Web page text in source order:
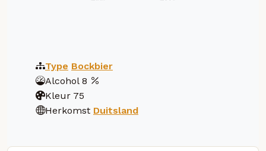
Type Bockbier
Alcohol 8
Kleur 75
Herkomst Duitsland